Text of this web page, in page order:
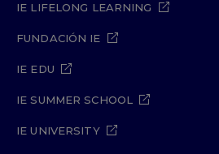
IE LIFELONG LEARNING
FUNDACIÓN IE
IE EDU
IE SUMMER SCHOOL
IE UNIVERSITY